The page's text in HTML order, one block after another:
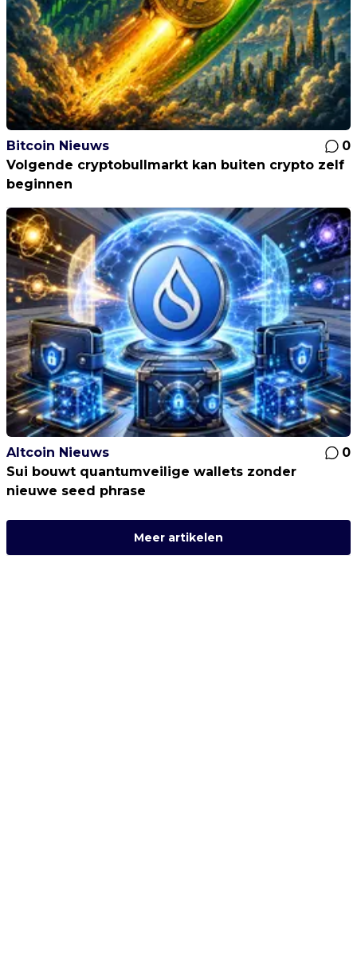
Bitcoin Nieuws
0
Volgende cryptobullmarkt kan buiten crypto zelf
beginnen
Altcoin Nieuws
0
Sui bouwt quantumveilige wallets zonder
nieuwe seed phrase
Meer artikelen